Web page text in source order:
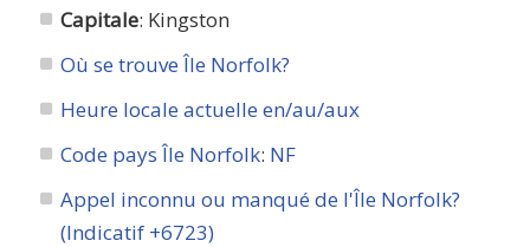
Capitale: Kingston
Où se trouve Île Norfolk?
Heure locale actuelle en/au/aux
Code pays Île Norfolk: NF
Appel inconnu ou manqué de l'Île Norfolk?
(Indicatif +6723)